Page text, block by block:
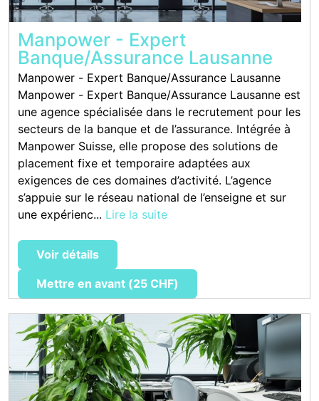
Manpower - Expert
Banque/Assurance Lausanne
Manpower - Expert Banque/Assurance Lausanne
Manpower - Expert Banque/Assurance Lausanne est
une agence spécialisée dans le recrutement pour les
secteurs de la banque et de l’assurance. Intégrée à
Manpower Suisse, elle propose des solutions de
placement fixe et temporaire adaptées aux
exigences de ces domaines d’activité. L’agence
s’appuie sur le réseau national de l’enseigne et sur
une expérienc... Lire la suite
Voir détails
Mettre en avant (25 CHF)